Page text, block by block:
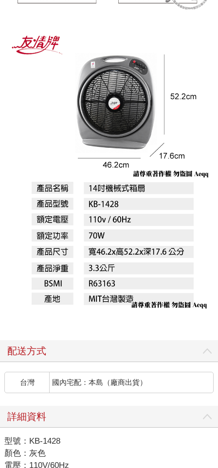
配送方式
台灣 國內宅配：本島（廠商出貨）
詳細資料
型號：KB-1428
顏色：灰色
電壓：110V/60Hz